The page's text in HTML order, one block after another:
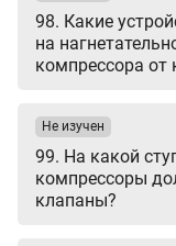
98. Какие
на
компрессора от
99. На какой
компрессоры
клапаны?
Не изучен